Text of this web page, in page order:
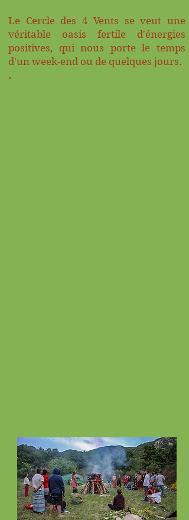
Le Cercle des 4 Vents se veut une
véritable oasis fertile d'énergies
positives, qui nous porte le temps
d'un week-end ou de quelques jours.
.